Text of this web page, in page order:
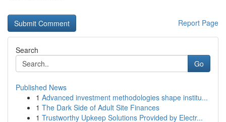
Report Page
Search
Go
Published News
1 Advanced investment methodologies shape institu...
1 The Dark Side of Adult Site Finances
1 Trustworthy Upkeep Solutions Provided by Electr...